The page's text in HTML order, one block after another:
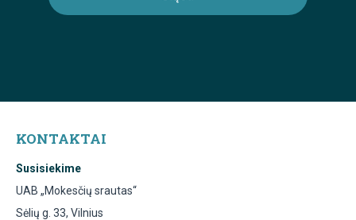
KONTAKTAI
Susisiekime
UAB „Mokesčių srautas“
Sėlių g. 33, Vilnius